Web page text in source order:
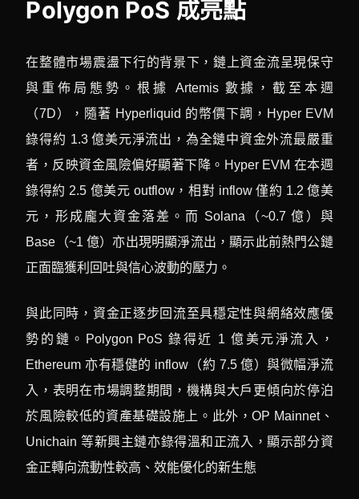
Polygon PoS 成亮點
在整體市場震盪下行的背景下，鏈上資金流呈現保守
與重佈局態勢。根據 Artemis 數據，截至本週
（7D），隨著 Hyperliquid 的幣價下調，Hyper EVM
錄得約 1.3 億美元淨流出，為全鏈中資金外流最嚴重
者，反映資金風險偏好顯著下降。Hyper EVM 在本週
錄得約 2.5 億美元 outflow，相對 inflow 僅約 1.2 億美
元，形成龐大資金落差。而 Solana（~0.7 億）與
Base（~1 億）亦出現明顯淨流出，顯示此前熱門公鏈
正面臨獲利回吐與信心波動的壓力。
與此同時，資金正逐步回流至具穩定性與網絡效應優
勢的鏈。Polygon PoS 錄得近 1 億美元淨流入，
Ethereum 亦有穩健的 inflow（約 7.5 億）與微幅淨流
入，表明在市場調整期間，機構與大戶更傾向於停泊
於風險較低的資產基礎設施上。此外，OP Mainnet、
Unichain 等新興主鏈亦錄得溫和正流入，顯示部分資
金正轉向流動性較高、效能優化的新生態